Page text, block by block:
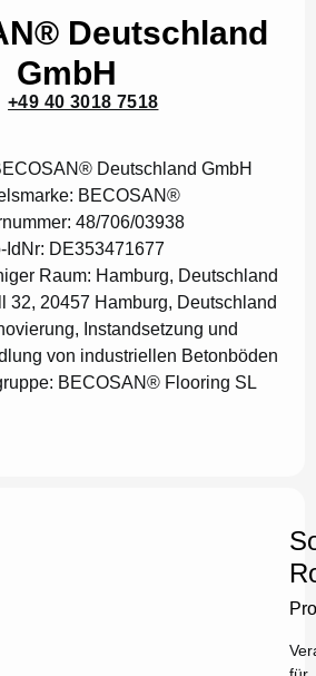
Deutschland
GmbH
+49 40 3018 7518
Deutschland GmbH
BECOSAN®
48/706/03938
IdNr: DE353471677
Raum: Hamburg, Deutschland
32, 20457 Hamburg, Deutschland
Instandsetzung und
von industriellen Betonböden
BECOSAN® Flooring SL